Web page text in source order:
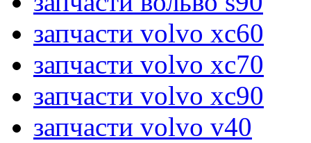
запчасти volvo xc60
запчасти volvo xc70
запчасти volvo xc90
запчасти volvo v40